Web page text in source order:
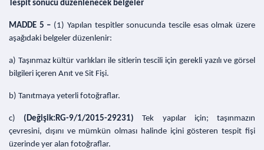
Tespit sonucu düzenlenecek belgeler
MADDE 5 – (1) Yapılan tespitler sonucunda tescile esas olmak üzere
aşağıdaki belgeler düzenlenir:
a) Taşınmaz kültür varlıkları ile sitlerin tescili için gerekli yazılı ve görsel
bilgileri içeren Anıt ve Sit Fişi.
b) Tanıtmaya yeterli fotoğraflar.
c) (Değişik:RG-9/1/2015-29231)Tek yapılar için; taşınmazın
çevresini, dışını ve mümkün olması halinde içini gösteren tespit fişi
üzerinde yer alan fotoğraflar.